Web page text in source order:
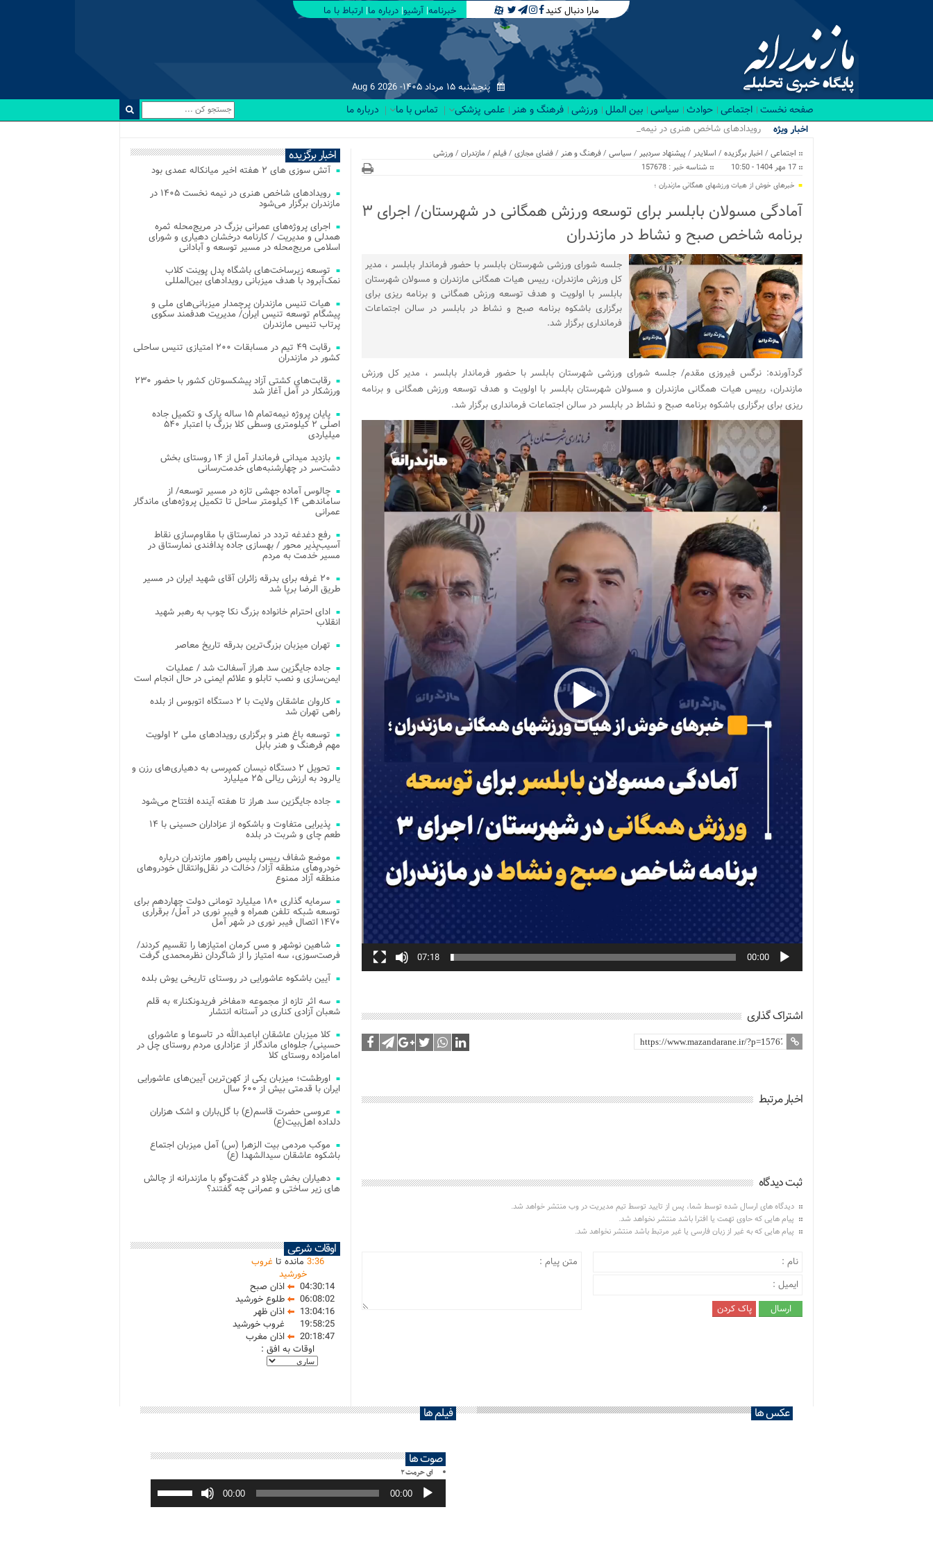
مارا دنبال کنید خبرنامه آرشیو درباره ما ارتباط با ما
پنجشنبه ۱۵ مرداد ۱۴۰۵- Aug 6 2026
صفحه نخست اجتماعی حوادث سیاسی بین الملل ورزشی فرهنگ و هنر علمی پزشکی تماس با ما درباره ما
اخبار ویژه رویدادهای شاخص هنری در نیمه نخست ۱۴۰۵ .
اجتماعی / اخبار برگزیده / اسلایدر / پیشنهاد سردبیر / سیاسی /فرهنگ و هنر /فضای مجازی /فیلم / مازندران /ورزشی
17 مهر 1404 - 10:50
شناسه خبر : 157678
خبرهای خوش از هیات ورزشهای همگانی مازندران ؛
آمادگی مسولان بابلسر برای توسعه ورزش همگانی در شهرستان/ اجرای ۳
برنامه شاخص صبح و نشاط در مازندران
جلسه شورای ورزشی شهرستان بابلسر با حضور فرماندار بابلسر ، مدیر
کل ورزش مازندران، رییس هیات همگانی مازندران و مسولان شهرستان
بابلسر با اولویت و هدف توسعه ورزش همگانی و برنامه ریزی برای
برگزاری باشکوه برنامه صبح و نشاط در بابلسر در سالن اجتماعات
فرمانداری برگزار شد.
گردآورنده: نرگس فیروزی مقدم/ جلسه شورای ورزشی شهرستان بابلسر با حضور فرماندار بابلسر ، مدیر کل ورزش
مازندران، رییس هیات همگانی مازندران و مسولان شهرستان بابلسر با اولویت و هدف توسعه ورزش همگانی و برنامه
ریزی برای برگزاری باشکوه برنامه صبح و نشاط در بابلسر در سالن اجتماعات فرمانداری برگزار شد.
نمایشگر
00:00
07:18
اشتراک گذاری
اخبار مرتبط
ثبت دیدگاه
دیدگاه های ارسال شده توسط شما، پس از تایید توسط تیم مدیریت در وب منتشر خواهد شد.
پیام هایی که حاوی تهمت یا افترا باشد منتشر نخواهد شد.
پیام هایی که به غیر از زبان فارسی یا غیر مرتبط باشد منتشر نخواهد شد.
اخبار برگزیده
آتش‌ سوزی‌ های ۲ هفته اخیر میانکاله عمدی بود
رویدادهای شاخص هنری در نیمه نخست ۱۴۰۵ در
مازندران برگزار می‌شود
اجرای پروژه‌های عمرانی بزرگ در مریج‌محله ثمره
همدلی و مدیریت / کارنامه درخشان دهیاری و شورای
اسلامی مریج‌محله در مسیر توسعه و آبادانی
توسعه زیرساخت‌های باشگاه پدل پوینت کلاب
نمک‌آبرود با هدف میزبانی رویدادهای بین‌المللی
هیات تنیس مازندران پرچمدار میزبانی‌های ملی و
پیشگام توسعه تنیس ایران/ مدیریت هدفمند سکوی
پرتاب تنیس مازندران
رقابت ۴۹ تیم در مسابقات ۲۰۰ امتیازی تنیس ساحلی
کشور در مازندران
رقابت‌های کشتی آزاد پیشکسوتان کشور با حضور ۲۳۰
ورزشکار در آمل آغاز شد
پایان پروژه نیمه‌تمام ۱۵ ساله پارک و تکمیل جاده
اصلی ۲ کیلومتری وسطی کلا بزرگ با اعتبار ۵۴۰
میلیاردی
بازدید میدانی فرماندار آمل از ۱۴ روستای بخش
دشت‌سر در چهارشنبه‌های خدمت‌رسانی
چالوس آماده جهشی تازه در مسیر توسعه/ از
ساماندهی ۱۴ کیلومتر ساحل تا تکمیل پروژه‌های ماندگار
عمرانی
رفع دغدغه تردد در نمارستاق با مقاوم‌سازی نقاط
آسیب‌پذیر محور / بهسازی جاده پدافندی نمارستاق در
مسیر خدمت به مردم
۲۰ غرفه برای بدرقه زائران آقای شهید ایران در مسیر
طریق الرضا برپا شد
ادای احترام خانواده بزرگ نکا چوب به رهبر شهید
انقلاب
تهران میزبان بزرگ‌ترین بدرقه تاریخ معاصر
جاده جایگزین سد هراز آسفالت شد / عملیات
ایمن‌سازی و نصب تابلو و علائم ایمنی در حال انجام است
کاروان عاشقان ولایت با ۲ دستگاه اتوبوس از بلده
راهی تهران شد
توسعه باغ هنر و برگزاری رویدادهای ملی ۲ اولویت
مهم فرهنگ و هنر بابل
تحویل ۲ دستگاه نیسان کمپرسی به دهیاری‌های رزن و
یالرود به ارزش ریالی ۲۵ میلیارد
جاده جایگزین سد هراز تا هفته آینده افتتاح می‌شود
پذیرایی متفاوت و باشکوه از عزاداران حسینی با ۱۴
طعم چای و شربت در بلده
موضع شفاف رییس پلیس راهور مازندران درباره
خودروهای منطقه آزاد/ دخالت در نقل‌وانتقال خودروهای
منطقه آزاد ممنوع
سرمایه گذاری ۱۸۰ میلیارد تومانی دولت چهاردهم برای
توسعه شبکه تلفن همراه و فیبر نوری در آمل/ برقراری
۱۴۷۰ اتصال فیبر نوری در شهر آمل
شاهین نوشهر و مس کرمان امتیازها را تقسیم کردند/
فرصت‌سوزی، سه امتیاز را از شاگردان نظرمحمدی گرفت
آیین باشکوه عاشورایی در روستای تاریخی یوش بلده
سه اثر تازه از مجموعه «مفاخر فریدونکنار» به قلم
شعبان آزادی کناری در آستانه انتشار
کلا میزبان عاشقان اباعبدالله در تاسوعا و عاشورای
حسینی/ جلوه‌ای ماندگار از عزاداری مردم روستای چل در
امامزاده روستای کلا
اورطشت؛ میزبان یکی از کهن‌ترین آیین‌های عاشورایی
ایران با قدمتی بیش از ۶۰۰ سال
عروسی حضرت قاسم(ع) با گل‌باران و اشک هزاران
دلداده اهل‌بیت(ع)
موکب مردمی بیت‌ الزهرا (س) آمل میزبان اجتماع
باشکوه عاشقان سیدالشهدا (ع)
دهیاران بخش چلاو در گفت‌وگو با مازندرانه از چالش
های زیر ساختی و عمرانی چه گفتند؟
اوقات شرعی
3:36 مانده تاغروب
خورشید
04:30:14
اذان صبح
06:08:02
طلوع خورشید
13:04:16
اذان ظهر
19:58:25
غروب خورشید
20:18:47
اذان مغرب
اوقات به افق :
عکس ها فیلم ها
صوت ها
ای حرمت ۲
پخش‌کننده
صوت 00:00
00:00
برای
افزایش
یا
صدا